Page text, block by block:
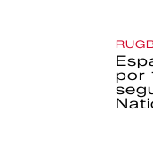
por